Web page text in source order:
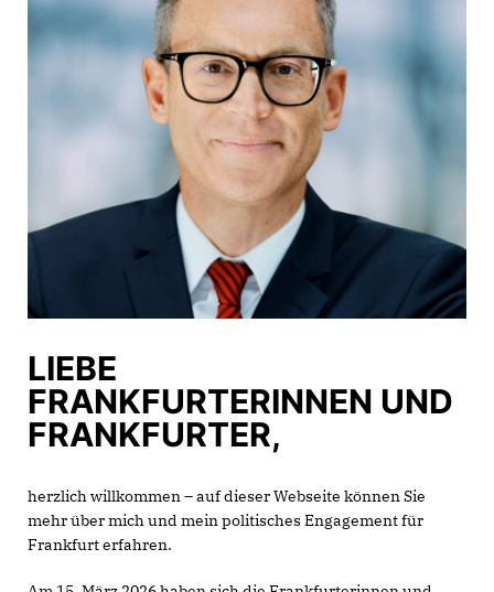
LIEBE
FRANKFURTERINNEN UND
FRANKFURTER,
herzlich willkommen – auf dieser Webseite können Sie
mehr über mich und mein politisches Engagement für
Frankfurt erfahren.